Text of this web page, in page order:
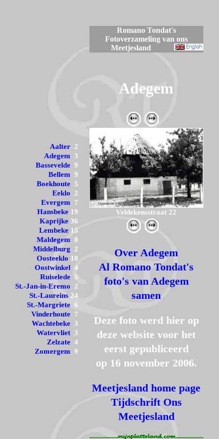
Romano Tondat's
Fotoverzameling van ons
Meetjesland
Adegem
Veldekensstraat 22
Over Adegem
Al Romano Tondat's
foto's van Adegem
samen
Deze foto werd hier op
deze website voor het
eerst gepubliceerd
op 16 november 2006.
Meetjesland home page
Tijdschrift Ons
Meetjesland
Aalter 2
Adegem 3
Bassevelde 9
Bellem 9
Boekhoute 5
Eeklo 2
Evergem 7
Hansbeke 19
Kaprijke 36
Lembeke 15
Maldegem 8
Middelburg 2
Oosteeklo 10
Oostwinkel 4
Ruiselede 5
St.-Jan-in-Eremo 2
St.-Laureins 24
St.-Margriete 6
Vinderhoute 7
Wachtebeke 3
Watervliet 3
Zelzate 4
Zomergem 9